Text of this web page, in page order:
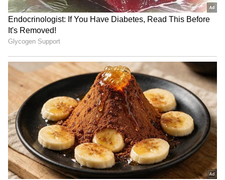
ಶ್ವಾಸಕೋಶಕ್ಕೆ ಹೋಗುತ್ತದೆ ಮತ್ತು ಅಲ್ಲಿಂದ ಅದು ರಕ್ತ
ತಲುಪುತ್ತದೆ. ರಕ್ತದಲ್ಲಿ ಹಿಮೋಗ್ಲೋಬಿನ್ ಇರುತ್ತದೆ, ನೀವು ಆ
ಹೆಸರನ್ನು ಕೇಳಿರಬೇಕು. ಹಿಮೋಗ್ಲೋಬಿನ್‌ನ ಕೆಲಸವೆಂದರೆ
ದೇಹದ ಪ್ರತಿಯೊಂದು ಭಾಗಕ್ಕೂ ಆಮ್ಲಜನಕವನ್ನು
ಸಾಗಿಸುವುದು. ಆದರೆ ಕಾರ್ಬನ್ ಮಾನಾಕ್ಸೈಡ್
ಹಿಮೋಗ್ಲೋಬಿನ್‌ಗೆ ಬಲವಾಗಿ ಅಂಟಿಕೊಳ್ಳುತ್ತದೆ. ಆದ್ದರಿಂದ
ಹಿಮೋಗ್ಲೋಬಿನ್ ಆಮ್ಲಜನಕವನ್ನು ಸಾಗಿಸಲು ಸಾಧ್ಯವಾಗದ
ಸ್ಥಿತಿ ಉಂಟಾಗುತ್ತದೆ. ಆಮ್ಲಜನಕ ರಕ್ತದ ಮೂಲಕ ಮಾತ್ರ
ವಿವಿಧ ಅಂಗಗಳನ್ನು ತಲುಪುತ್ತದೆ. ಆದರೆ CO
ಹಿಮೋಗ್ಲೋಬಿನ್‌ಗೆ ಅಂಟಿಕೊಳ್ಳುತ್ತದೆ, ಆದ್ದರಿಂದ ಮೆದುಳು
ಮತ್ತು ಹೃದಯ ತಲುಪುವ ಆಮ್ಲಜನಕ ಕಡಿಮೆಯಾಗುತ್ತದೆ.
ಇತರ ಪ್ರಮುಖ ಅಂಗಗಳನ್ನು ತಲುಪುವ ಆಮ್ಲಜನಕ
ಕಡಿಮೆಯಾಗುತ್ತಲೇ ಹೋಗುತ್ತದೆ.